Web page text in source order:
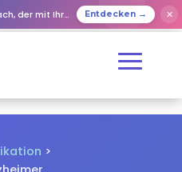
Ihren Lieben spielt Entdecken → ✕
>